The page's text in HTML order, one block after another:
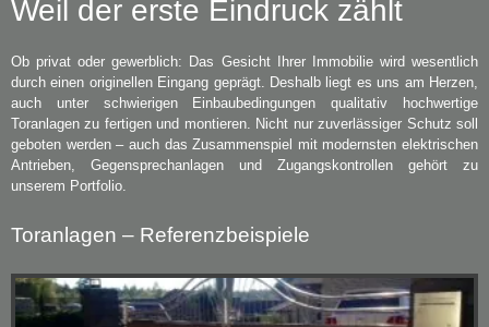
Weil der erste Eindruck zählt
Ob privat oder gewerblich: Das Gesicht Ihrer Immobilie wird wesentlich
durch einen originellen Eingang geprägt. Deshalb liegt es uns am Herzen,
auch unter schwierigen Einbaubedingungen qualitativ hochwertige
Toranlagen zu fertigen und montieren. Nicht nur zuverlässiger Schutz soll
geboten werden – auch das Zusammenspiel mit modernsten elektrischen
Antrieben, Gegensprechanlagen und Zugangskontrollen gehört zu
unserem Portfolio.
Toranlagen – Referenzbeispiele